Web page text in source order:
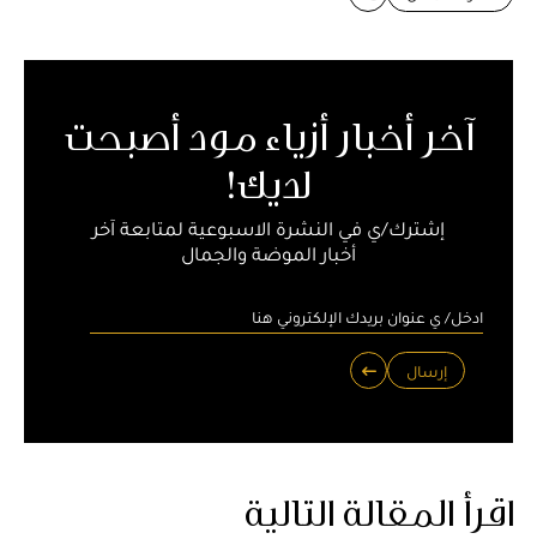
آخر أخبار أزياء مود أصبحت
لديك!
إشترك/ي في النشرة الاسبوعية لمتابعة آخر
أخبار الموضة والجمال
إرسال
اقرأ المقالة التالية